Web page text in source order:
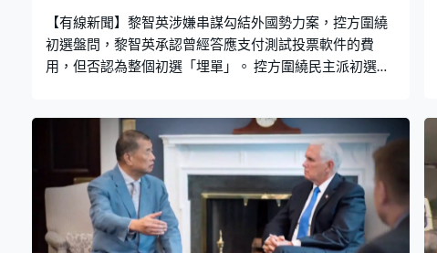
【有線新聞】黎智英涉嫌串謀勾結外國勢力案，控方圍繞
初選盤問，黎智英承認曾經答應支付測試投票軟件的費
用，但否認為整個初選「埋單」。 控方圍繞民主派初選盤
出網上投票，所以託對方挑選軟件，並補充可以用手機投
票，又答應支付測試軟件的費用，一直有了解進度和報
價，但否認為整個初選「埋單」或者提供財政援助。 黎智
英亦確認曾經在辦公室跟區諾軒見面，可能與初選有關。
控方質疑黎智英曾供稱沒有留意初選，但似乎又對投票軟
件很熱衷。黎智英說，他只希望確保軟件有效運作，之後